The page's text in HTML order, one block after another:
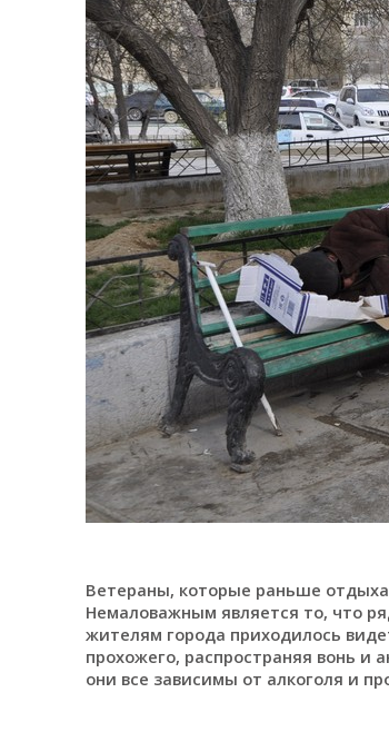
Ветераны, которые раньше
Немаловажным является то, что
жителям города приходилось
прохожего, распространяя вонь
они все зависимы от алкоголя и